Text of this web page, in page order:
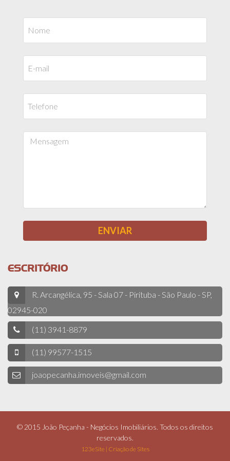
ESCRITÓRIO
R. Arcangélica, 95 - Sala 07 - Pirituba - São Paulo - SP,
02945-020
(11) 3941-8879
(11) 99577-1515
joaopecanha.imoveis@gmail.com
© 2015 João Peçanha - Negócios Imobiliários. Todos os direitos
reservados.
123eSite | Criação de Sites